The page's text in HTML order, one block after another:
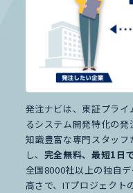
発注ナビは、東証プラ
るシステム開発特化の発
知識豊富な専門スタッ
し、 完全無料、最短1日
全国8000社以上の独自
高さで、ITプロジェクト